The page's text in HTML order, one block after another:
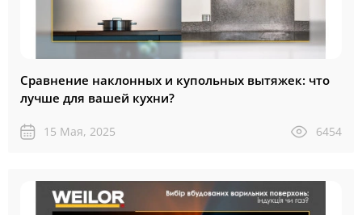
Сравнение наклонных и купольных вытяжек: что
лучше для вашей кухни?
15 Мая, 2025 6454